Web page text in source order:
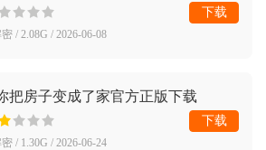
/ 2.08G / 2026-06-08
下载
把房子变成了家官方正版下载
/ 1.30G / 2026-06-24
下载